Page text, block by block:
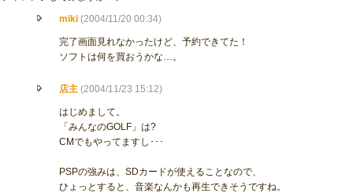
miki (2004/11/20 00:34)
完了画面見れなかったけど、予約できてた！
ソフトは何を買おうかな…。
店主 (2004/11/23 15:12)
はじめまして。
「みんなのGOLF」は?
CMでもやってますし･･･
PSPの強みは、SDカードが使えることなので、
ひょっとすると、音楽なんかも再生できそうですね。